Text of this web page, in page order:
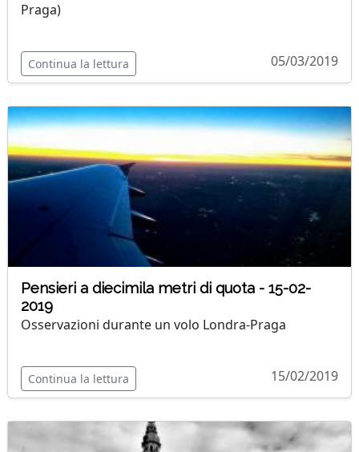
Praga)
Continua la lettura 05/03/2019
Pensieri a diecimila metri di quota - 15-02-
2019
Osservazioni durante un volo Londra-Praga
Continua la lettura 15/02/2019